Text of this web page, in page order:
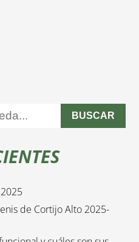
BUSCAR
de Cortijo Alto 2025-